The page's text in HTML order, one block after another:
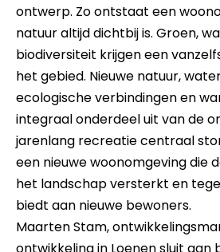
ontwerp. Zo ontstaat een
natuur altijd dichtbij is. Groen,
biodiversiteit krijgen een
het gebied. Nieuwe natuur,
ecologische verbindingen en
integraal onderdeel uit van de
jarenlang recreatie centraal
een nieuwe woonomgeving die
het landschap versterkt en
biedt aan nieuwe bewoners.
Maarten Stam,
ontwikkeling in Loenen sluit aan